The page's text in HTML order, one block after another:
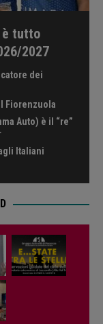
è tutto
2027
dei
Fiorenzuola
Auto) è il “re”
Italiani